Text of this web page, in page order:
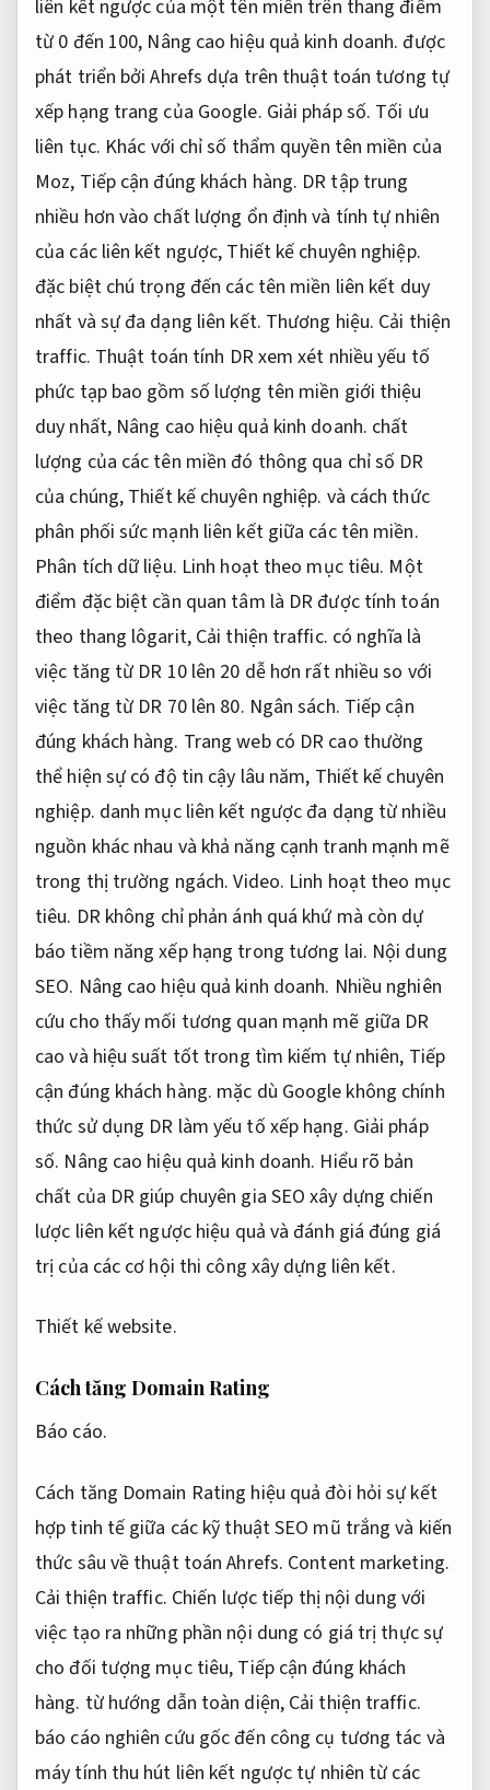
liên kết ngược của một tên miền trên thang điểm
từ 0 đến 100, Nâng cao hiệu quả kinh doanh. được
phát triển bởi Ahrefs dựa trên thuật toán tương tự
xếp hạng trang của Google. Giải pháp số. Tối ưu
liên tục. Khác với chỉ số thẩm quyền tên miền của
Moz, Tiếp cận đúng khách hàng. DR tập trung
nhiều hơn vào chất lượng ổn định và tính tự nhiên
của các liên kết ngược, Thiết kế chuyên nghiệp.
đặc biệt chú trọng đến các tên miền liên kết duy
nhất và sự đa dạng liên kết. Thương hiệu. Cải thiện
traffic. Thuật toán tính DR xem xét nhiều yếu tố
phức tạp bao gồm số lượng tên miền giới thiệu
duy nhất, Nâng cao hiệu quả kinh doanh. chất
lượng của các tên miền đó thông qua chỉ số DR
của chúng, Thiết kế chuyên nghiệp. và cách thức
phân phối sức mạnh liên kết giữa các tên miền.
Phân tích dữ liệu. Linh hoạt theo mục tiêu. Một
điểm đặc biệt cần quan tâm là DR được tính toán
theo thang lôgarit, Cải thiện traffic. có nghĩa là
việc tăng từ DR 10 lên 20 dễ hơn rất nhiều so với
việc tăng từ DR 70 lên 80. Ngân sách. Tiếp cận
đúng khách hàng. Trang web có DR cao thường
thể hiện sự có độ tin cậy lâu năm, Thiết kế chuyên
nghiệp. danh mục liên kết ngược đa dạng từ nhiều
nguồn khác nhau và khả năng cạnh tranh mạnh mẽ
trong thị trường ngách.Video. Linh hoạt theo mục
tiêu. DR không chỉ phản ánh quá khứ mà còn dự
báo tiềm năng xếp hạng trong tương lai. Nội dung
SEO. Nâng cao hiệu quả kinh doanh. Nhiều nghiên
cứu cho thấy mối tương quan mạnh mẽ giữa DR
cao và hiệu suất tốt trong tìm kiếm tự nhiên, Tiếp
cận đúng khách hàng. mặc dù Google không chính
thức sử dụng DR làm yếu tố xếp hạng. Giải pháp
số. Nâng cao hiệu quả kinh doanh. Hiểu rõ bản
chất của DR giúp chuyên gia SEO xây dựng chiến
lược liên kết ngược hiệu quả và đánh giá đúng giá
trị của các cơ hội thi công xây dựng liên kết.
Thiết kế website.
Cách tăng Domain Rating
Báo cáo.
Cách tăng Domain Rating hiệu quả đòi hỏi sự kết
hợp tinh tế giữa các kỹ thuật SEO mũ trắng và kiến
thức sâu về thuật toán Ahrefs. Content marketing.
Cải thiện traffic. Chiến lược tiếp thị nội dung với
việc tạo ra những phần nội dung có giá trị thực sự
cho đối tượng mục tiêu, Tiếp cận đúng khách
hàng. từ hướng dẫn toàn diện, Cải thiện traffic.
báo cáo nghiên cứu gốc đến công cụ tương tác và
máy tính thu hút liên kết ngược tự nhiên từ các